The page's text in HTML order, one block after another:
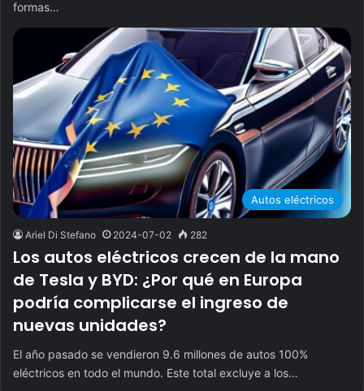
formas…
Autos eléctricos
Ariel Di Stefano 2024-07-02 282
Los autos eléctricos crecen de la mano
de Tesla y BYD: ¿Por qué en Europa
podría complicarse el ingreso de
nuevas unidades?
El año pasado se vendieron 9.6 millones de autos 100%
eléctricos en todo el mundo. Este total excluye a los…